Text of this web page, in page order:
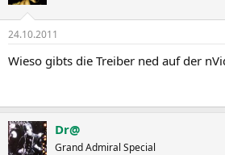
24.10.2011
Wieso gibts die Treiber ned auf der
Dr@
Grand Admiral Special